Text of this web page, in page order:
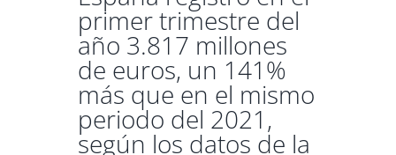
primer trimestre del
año 3.817 millones
de euros, un 141%
más que en el mismo
periodo del 2021,
según los datos de la